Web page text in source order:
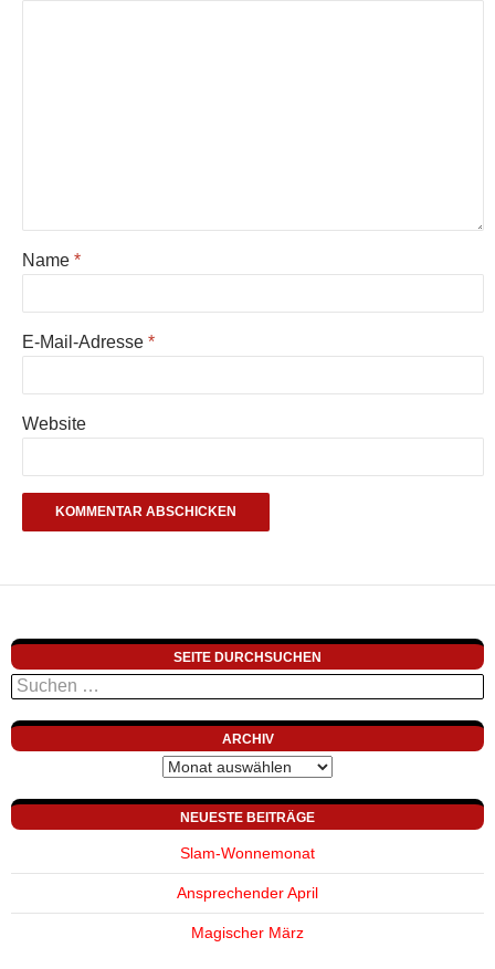
Name *
E-Mail-Adresse *
Website
SEITE DURCHSUCHEN
Suchen
nach:
ARCHIV
Archiv
NEUESTE BEITRÄGE
Slam-Wonnemonat
Ansprechender April
Magischer März